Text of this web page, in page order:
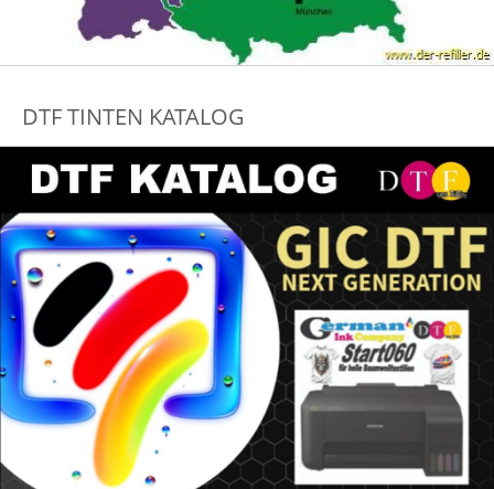
DTF TINTEN KATALOG